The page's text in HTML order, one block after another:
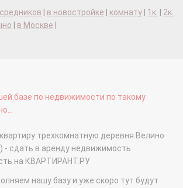
в новостройке комнату 1к.
2к.
в Москве
базе по недвижимости по такому
трехкомнатную деревня Велино
- сдать в аренду недвижимость
на КВАРТИРАНТ.РУ
нашу базу и уже скоро тут будут